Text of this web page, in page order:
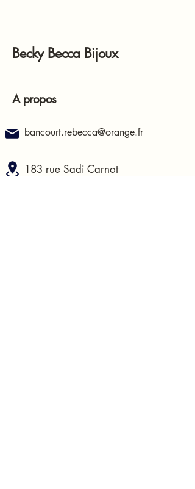
Becky Becca Bijoux
A propos
bancourt.rebecca@orange.fr
183 rue Sadi Carnot